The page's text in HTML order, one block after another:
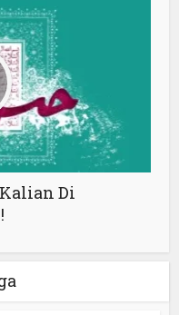
Di